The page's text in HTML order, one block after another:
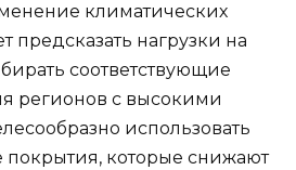
климатических
предсказать нагрузки на
соответствующие
регионов с высокими
использовать
которые снижают